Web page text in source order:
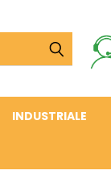
INDUSTRIALE